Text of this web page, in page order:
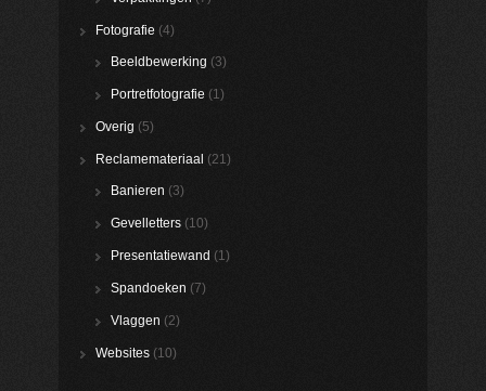
Fotografie (4)
Beeldbewerking (3)
Portretfotografie (1)
Overig (5)
Reclamemateriaal (21)
Banieren (3)
Gevelletters (10)
Presentatiewand (1)
Spandoeken (7)
Vlaggen (2)
Websites (10)